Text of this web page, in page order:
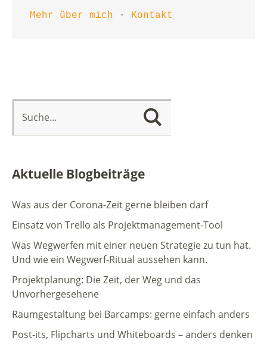
Mehr über mich · Kontakt
Aktuelle Blogbeiträge
Was aus der Corona-Zeit gerne bleiben darf
Einsatz von Trello als Projektmanagement-Tool
Was Wegwerfen mit einer neuen Strategie zu tun hat.
Und wie ein Wegwerf-Ritual aussehen kann.
Projektplanung: Die Zeit, der Weg und das
Unvorhergesehene
Raumgestaltung bei Barcamps: gerne einfach anders
Post-its, Flipcharts und Whiteboards – anders denken